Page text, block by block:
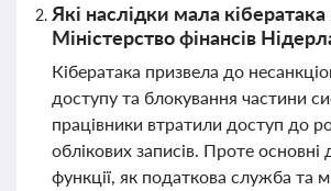
Які наслідки мала кібератака
Міністерство фінансів
Кібератака призвела до
доступу та блокування частини
працівники втратили доступ до
облікових записів. Проте основні
функції, як податкова служба та